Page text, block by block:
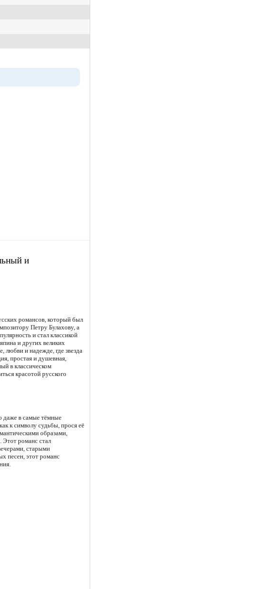
и
романсов, который был
Петру Булахову, а
и стал классикой
и других великих
любви и надежде, где звезда
простая и душевная,
в классическом
красотой русского
даже в самые тёмные
к символу судьбы, прося её
образами,
Этот романс стал
старыми
песен, этот романс